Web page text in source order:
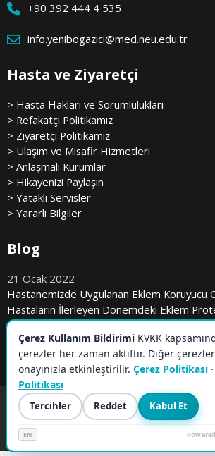
+90 392 444 4 535
info.yenibogazici@med.neu.edu.tr
Hasta ve Ziyaretçi
> Hasta Hakları ve Sorumlulukları
> Refakatçi Politikamız
> Ziyaretçi Politikamız
> Ulaşım ve Misafir Hizmetleri
> Anlaşmalı Kurumlar
> Hikayenizi Paylaşın
> Yataklı Servisler
> Yararlı Bilgiler
Blog
21 Ocak 2022
Hastanemizde Uygulanan Eklem Koruyucu
Hastaların İlerleyen Dönemdeki Eklem
Aza İndiriyor
Çerez Kullanım Bildirimi KVKK
çerezler her zaman aktiftir. Diğer çerezler
onayınızla etkinleştirilir. Çerez Politikası ·
Politikası
Tercihler Reddet Kabul Et
EN